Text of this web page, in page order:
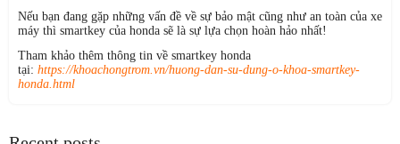
Nếu bạn đang gặp những vấn đề về sự bảo mật cũng như an toàn của xe
máy thì smartkey của honda sẽ là sự lựa chọn hoàn hảo nhất!
Tham khảo thêm thông tin về smartkey honda
tại: https://khoachongtrom.vn/huong-dan-su-dung-o-khoa-smartkey-
honda.html